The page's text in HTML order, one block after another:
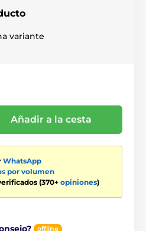
variante
Añadir a la cesta
WhatsApp
por volumen
(370+ opiniones)
offline